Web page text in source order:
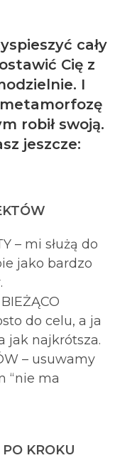
cały
Cię z
I
robił swoją.
jeszcze:
– mi służą do
jako bardzo
do celu, a ja
jak najkrótsza.
– usuwamy
“nie ma
KROKU